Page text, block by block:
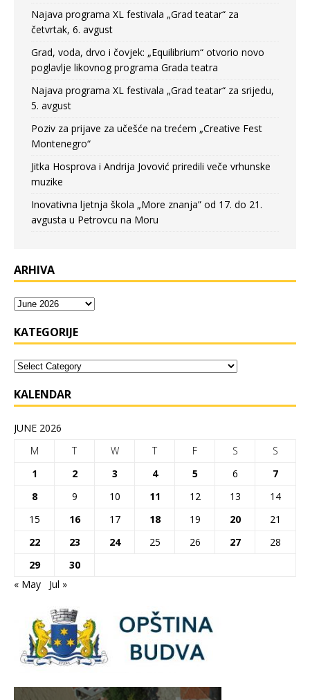
Najava programa XL festivala „Grad teatar“ za
četvrtak, 6. avgust
Grad, voda, drvo i čovjek: „Equilibrium“ otvorio novo
poglavlje likovnog programa Grada teatra
Najava programa XL festivala „Grad teatar“ za srijedu,
5. avgust
Poziv za prijave za učešće na trećem „Creative Fest
Montenegro“
Jitka Hosprova i Andrija Jovović priredili veče vrhunske
muzike
Inovativna ljetnja škola „More znanja” od 17. do 21.
avgusta u Petrovcu na Moru
ARHIVA
KATEGORIJE
KALENDAR
JUNE 2026
M
T W T F S
S
1
2 3 4 5 6
7
8
9 10 11 12 13
14
15
16 17 18 19 20
21
22
23 24 25 26 27
28
29
30
« May
Jul »